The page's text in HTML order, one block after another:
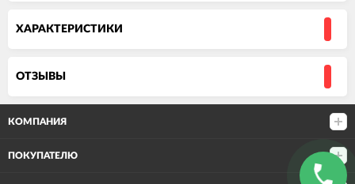
ХАРАКТЕРИСТИКИ
ОТЗЫВЫ
КОМПАНИЯ
ПОКУПАТЕЛЮ